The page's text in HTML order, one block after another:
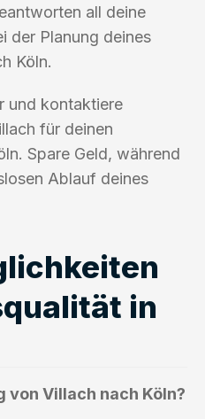
all deine
der Planung deines
Köln.
und kontaktiere
für deinen
Spare Geld, während
Ablauf deines
in
von Villach nach Köln?